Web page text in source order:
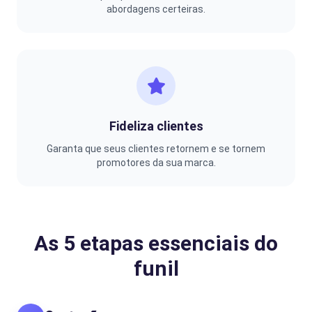
abordagens certeiras.
Fideliza clientes
Garanta que seus clientes retornem e se tornem
promotores da sua marca.
As 5 etapas essenciais do
funil